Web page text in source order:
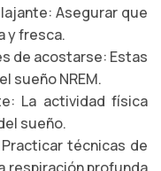
Asegurar que
y fresca.
de acostarse: Estas
sueño NREM.
La actividad física
sueño.
técnicas de